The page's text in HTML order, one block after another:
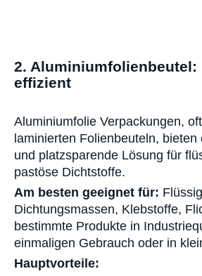
2. Aluminiumfolienbeutel:
effizient
Aluminiumfolie Verpackungen,
laminierten Folienbeuteln,
und platzsparende Lösung für
pastöse Dichtstoffe.
Am besten geeignet für:
Dichtungsmassen, Klebstoffe,
bestimmte Produkte in
einmaligen Gebrauch oder in
Hauptvorteile: